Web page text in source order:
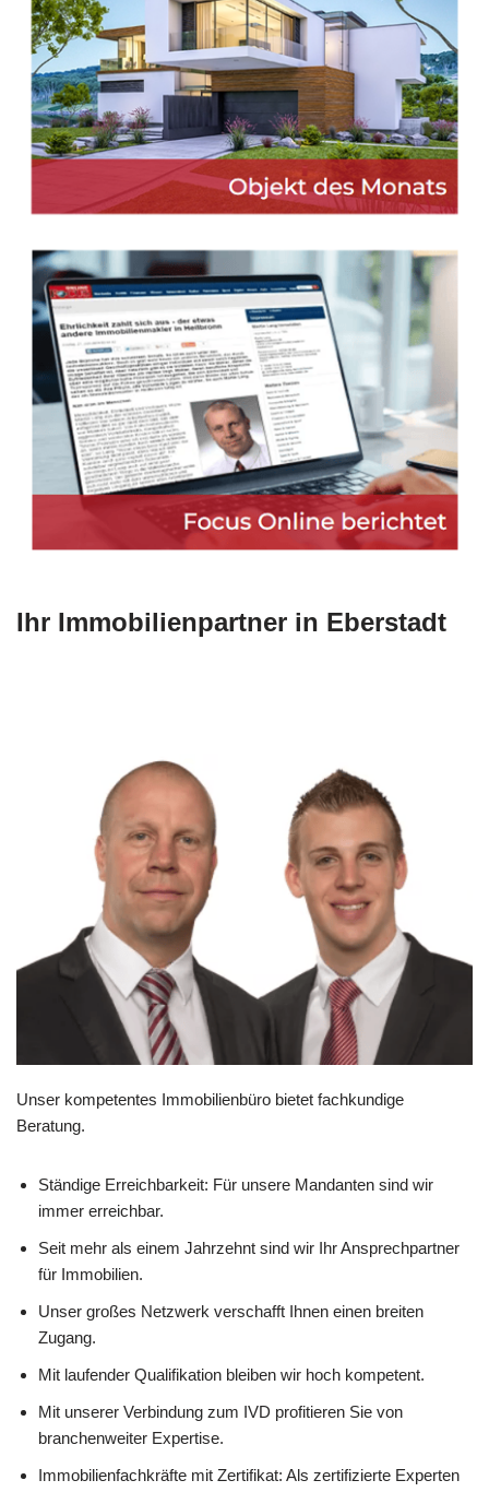
Ihr Immobilienpartner in Eberstadt
Unser kompetentes Immobilienbüro bietet fachkundige
Beratung.
Ständige Erreichbarkeit: Für unsere Mandanten sind wir
immer erreichbar.
Seit mehr als einem Jahrzehnt sind wir Ihr Ansprechpartner
für Immobilien.
Unser großes Netzwerk verschafft Ihnen einen breiten
Zugang.
Mit laufender Qualifikation bleiben wir hoch kompetent.
Mit unserer Verbindung zum IVD profitieren Sie von
branchenweiter Expertise.
Immobilienfachkräfte mit Zertifikat: Als zertifizierte Experten